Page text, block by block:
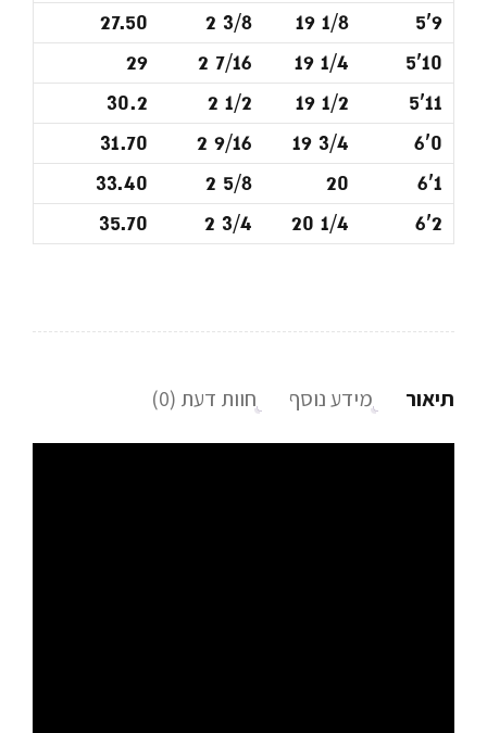
5'9
19 1/8
2 3/8
27.50
5'10
19 1/4
2 7/16
29
5'11
19 1/2
2 1/2
30.2
6'0
19 3/4
2 9/16
31.70
6'1
20
2 5/8
33.40
6'2
20 1/4
2 3/4
35.70
תיאור מידע נוסף חוות דעת (0)